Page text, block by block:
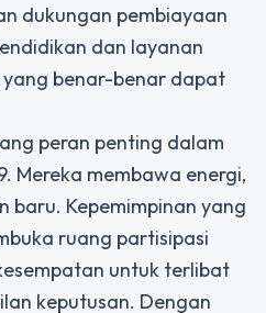
dukungan pembiayaan
dan layanan
benar-benar dapat
peran penting dalam
Mereka membawa energi,
baru. Kepemimpinan yang
ruang partisipasi
untuk terlibat
keputusan. Dengan